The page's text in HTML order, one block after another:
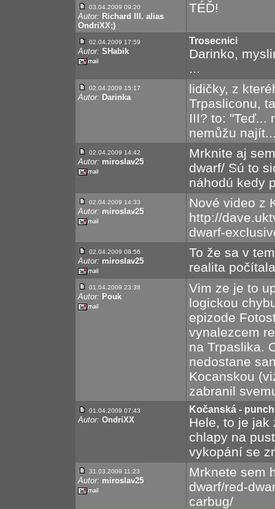
03.04.2009 09:20
Autor: Richard III. alias
OndriXX;)
TÉĎ!
02.04.2009 17:59
Autor: SHabik
Trosecnici
Darinko,
...
02.04.2009 15:17
Autor: Darinka
lidičky, z
Trpasliconu,
III? to: "Teď...
nemůžu
02.04.2009 14:42
Autor: miroslav25
Mrknite aj
dwarf/ Sú to
náhodú kedy
02.04.2009 14:33
Autor: miroslav25
Nové video z
http://
dwarf-
02.04.2009 08:56
Autor: miroslav25
To že sa v
realita
01.04.2009 23:38
Autor: Pouk
Vim ze je to
logickou
epizode
vynalezcem
na Trpaslika.
nedostane
Kocanskou
zabranil
01.04.2009 07:43
Autor: OndriXX
Kočanská -
Hele, to je jak
chlapy na
vykopání se
31.03.2009 11:23
Autor: miroslav25
Mrknete sem
dwarf/red-
carbug/